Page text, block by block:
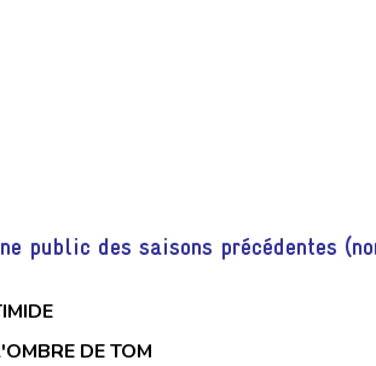
public des saisons précédentes
DE TOM